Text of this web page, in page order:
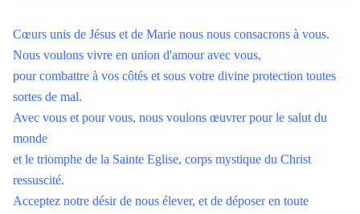
Cœurs unis de Jésus et de Marie nous nous consacrons à vous.
Nous voulons vivre en union d'amour avec vous,
pour combattre à vos côtés et sous votre divine protection toutes
sortes de mal.
Avec vous et pour vous, nous voulons œuvrer pour le salut du
monde
et le triomphe de la Sainte Eglise, corps mystique du Christ
ressuscité.
Acceptez notre désir de nous élever, et de déposer en toute